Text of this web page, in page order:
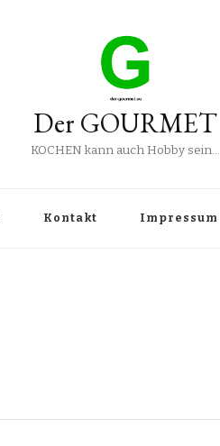
Der GOURMET
KOCHEN kann auch Hobby sein…
Kontakt Impressum